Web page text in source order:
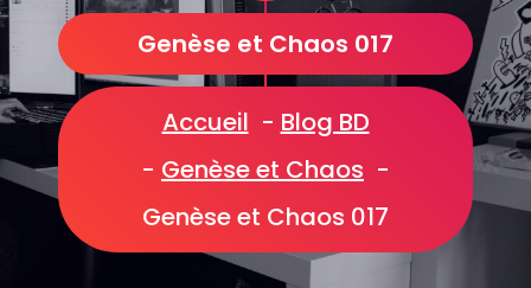
Genèse et Chaos 017
Accueil - Blog BD
- Genèse et Chaos -
Genèse et Chaos 017